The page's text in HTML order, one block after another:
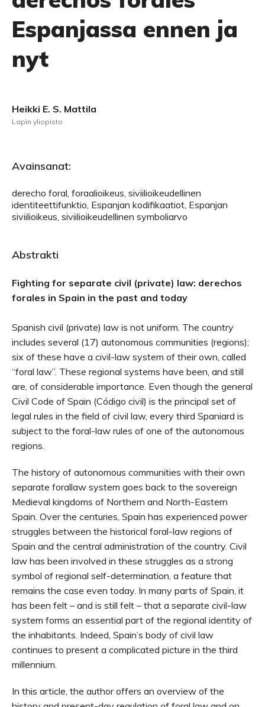
Espanjassa ennen ja
nyt
Heikki E. S. Mattila
Lapin yliopisto
Avainsanat:
derecho foral, foraalioikeus, siviilioikeudellinen
identiteettifunktio, Espanjan kodifikaatiot, Espanjan
siviilioikeus, siviilioikeudellinen symboliarvo
Abstrakti
Fighting for separate civil (private) law: derechos
forales in Spain in the past and today
Spanish civil (private) law is not uniform. The country
includes several (17) autonomous communities (regions);
six of these have a civil-law system of their own, called
“foral law”. These regional systems have been, and still
are, of considerable importance. Even though the general
Civil Code of Spain (Código civil) is the principal set of
legal rules in the field of civil law, every third Spaniard is
subject to the foral-law rules of one of the autonomous
regions.
The history of autonomous communities with their own
separate forallaw system goes back to the sovereign
Medieval kingdoms of Northern and North-Eastern
Spain. Over the centuries, Spain has experienced power
struggles between the historical foral-law regions of
Spain and the central administration of the country. Civil
law has been involved in these struggles as a strong
symbol of regional self-determination, a feature that
remains the case even today. In many parts of Spain, it
has been felt – and is still felt – that a separate civil-law
system forms an essential part of the regional identity of
the inhabitants. Indeed, Spain’s body of civil law
continues to present a complicated picture in the third
millennium.
In this article, the author offers an overview of the